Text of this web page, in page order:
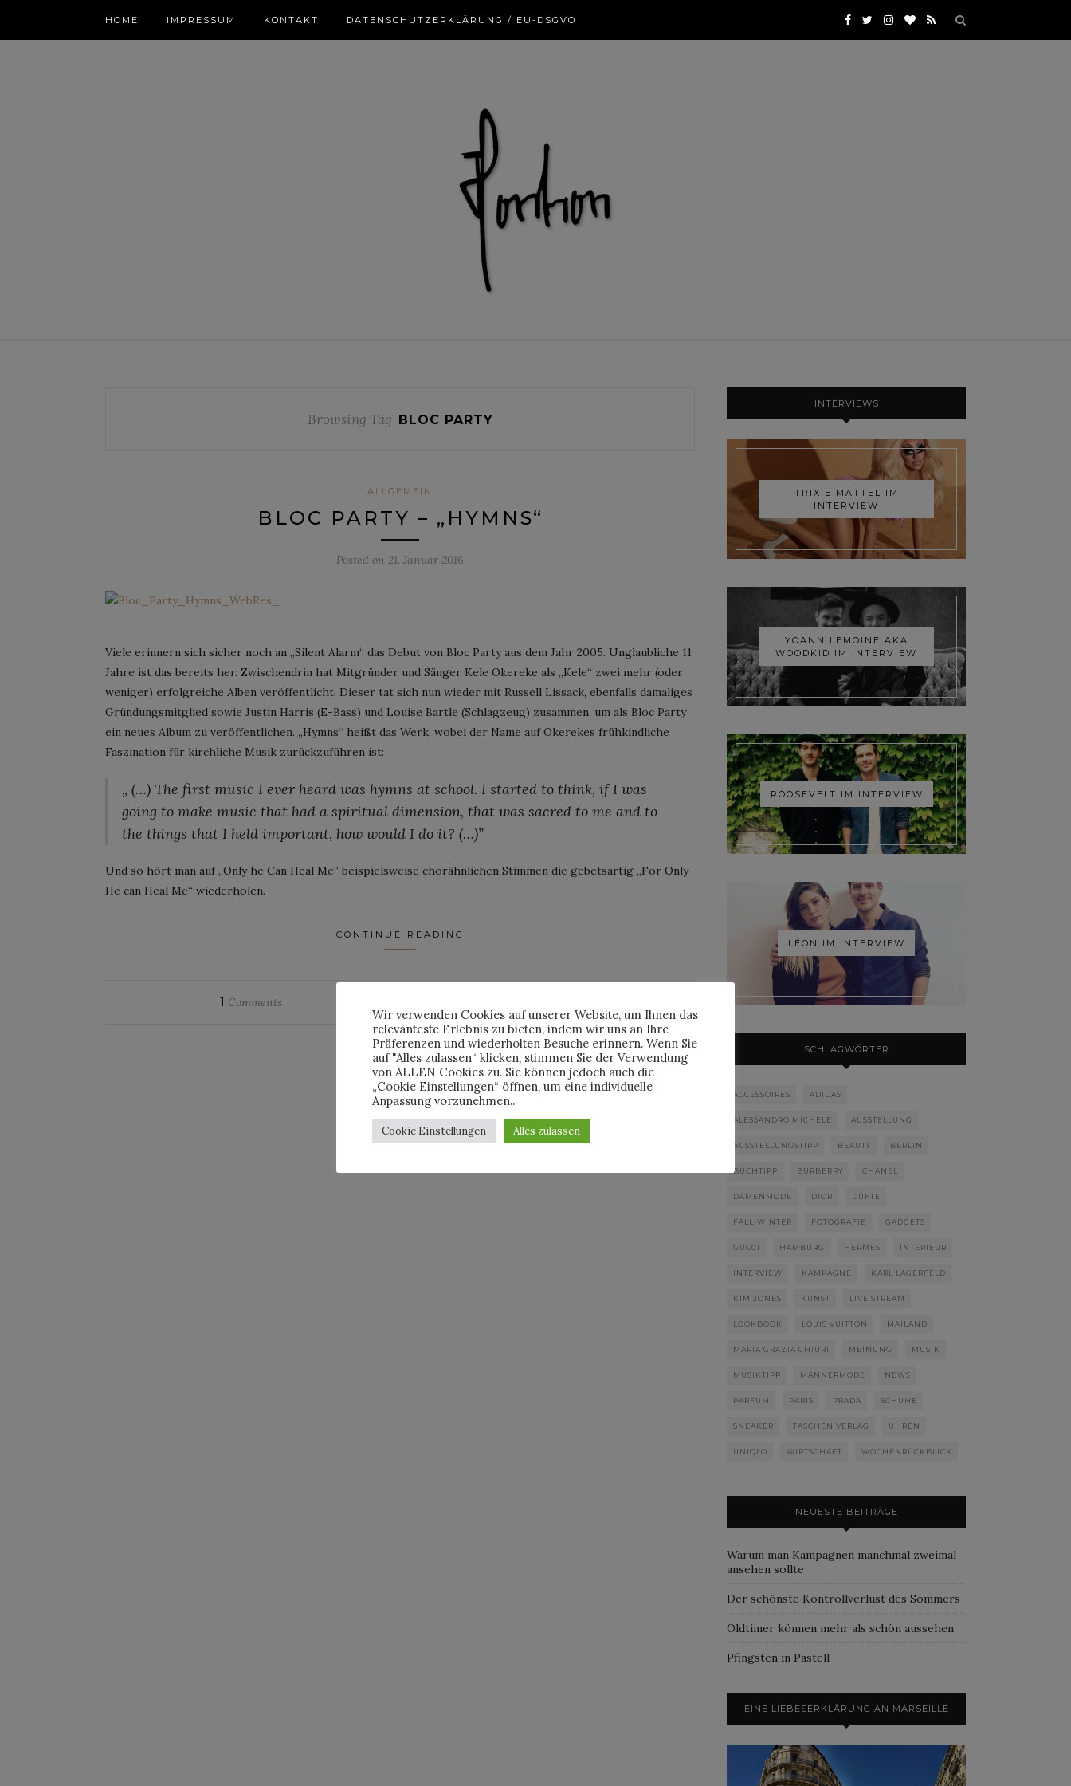
HOME IMPRESSUM KONTAKT DATENSCHUTZERKLÄRUNG / EU-DSGVO
Browsing Tag BLOC PARTY
ALLGEMEIN
BLOC PARTY – „HYMNS“
Posted on 21. Januar 2016
Viele erinnern sich sicher noch an „Silent Alarm“ das Debut von Bloc Party aus dem Jahr 2005. Unglaubliche 11
Jahre ist das bereits her. Zwischendrin hat Mitgründer und Sänger Kele Okereke als „Kele“ zwei mehr (oder
weniger) erfolgreiche Alben veröffentlicht. Dieser tat sich nun wieder mit Russell Lissack, ebenfalls damaliges
Gründungsmitglied sowie Justin Harris (E-Bass) und Louise Bartle (Schlagzeug) zusammen, um als Bloc Party
ein neues Album zu veröffentlichen. „Hymns“ heißt das Werk, wobei der Name auf Okerekes frühkindliche
Faszination für kirchliche Musik zurückzuführen ist:
„ (…) The first music I ever heard was hymns at school. I started to think, if I was
going to make music that had a spiritual dimension, that was sacred to me and to
the things that I held important, how would I do it? (…)”
Und so hört man auf „Only he Can Heal Me“ beispielsweise chorähnlichen Stimmen die gebetsartig „For Only
He can Heal Me“ wiederholen.
CONTINUE READING
1 Comments
INTERVIEWS
TRIXIE MATTEL IM
INTERVIEW
YOANN LEMOINE AKA
WOODKID IM INTERVIEW
ROOSEVELT IM INTERVIEW
LÉON IM INTERVIEW
SCHLAGWÖRTER
ACCESSOIRES ADIDAS
ALESSANDRO MICHELE AUSSTELLUNG
AUSSTELLUNGSTIPP BEAUTY BERLIN
BUCHTIPP BURBERRY CHANEL
DAMENMODE DIOR DÜFTE
FALL-WINTER FOTOGRAFIE GADGETS
GUCCI HAMBURG HERMÈS INTERIEUR
INTERVIEW KAMPAGNE KARL LAGERFELD
KIM JONES KUNST LIVE STREAM
LOOKBOOK LOUIS VUITTON MAILAND
MARIA GRAZIA CHIURI MEINUNG MUSIK
MUSIKTIPP MÄNNERMODE NEWS
PARFUM PARIS PRADA SCHUHE
SNEAKER TASCHEN VERLAG UHREN
UNIQLO WIRTSCHAFT WOCHENRÜCKBLICK
NEUESTE BEITRÄGE
Warum man Kampagnen manchmal zweimal
ansehen sollte
Der schönste Kontrollverlust des Sommers
Oldtimer können mehr als schön aussehen
Pfingsten in Pastell
EINE LIEBESERKLÄRUNG AN MARSEILLE
Wir verwenden Cookies auf unserer Website, um Ihnen das
relevanteste Erlebnis zu bieten, indem wir uns an Ihre
Präferenzen und wiederholten Besuche erinnern. Wenn Sie
auf "Alles zulassen“ klicken, stimmen Sie der Verwendung
von ALLEN Cookies zu. Sie können jedoch auch die
„Cookie Einstellungen“ öffnen, um eine individuelle
Anpassung vorzunehmen..
Cookie Einstellungen Alles zulassen